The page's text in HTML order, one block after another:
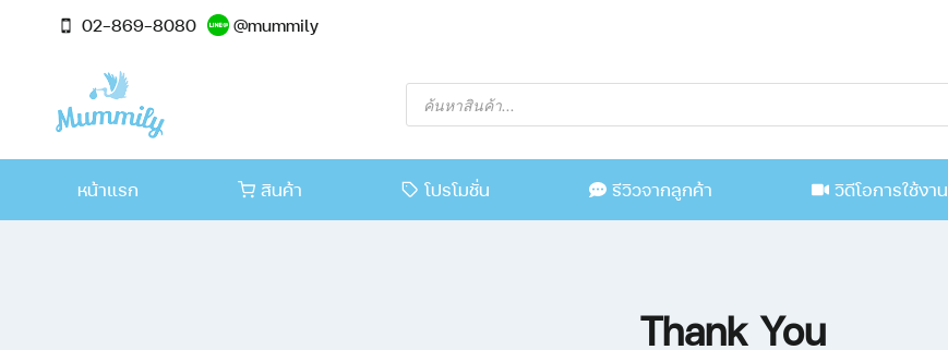
02-869-8080 @mummily
หน้าแรก สินค้า โปรโมชั่น รีวิวจากลูกค้า วิดีโอการใช้งาน
Thank You